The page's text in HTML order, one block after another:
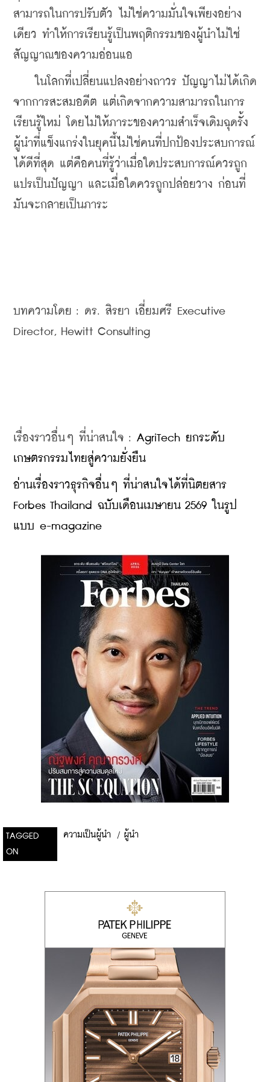
สามารถในการปรับตัว ไม่ใช่ความมั่นใจเพียงอย่าง
เดียว ทำให้การเรียนรู้เป็นพฤติกรรมของผู้นำไม่ใช่
สัญญาณของความอ่อนแอ
ในโลกที่เปลี่ยนแปลงอย่างถาวร ปัญญาไม่ได้เกิด
จากการสะสมอดีต แต่เกิดจากความสามารถในการ
เรียนรู้ใหม่ โดยไม่ให้ภาระของความสำเร็จเดิมฉุดรั้ง
ผู้นำที่แข็งแกร่งในยุคนี้ไม่ใช่คนที่ปกป้องประสบการณ์
ได้ดีที่สุด แต่คือคนที่รู้ว่าเมื่อใดประสบการณ์ควรถูก
แปรเป็นปัญญา และเมื่อใดควรถูกปล่อยวาง ก่อนที่
มันจะกลายเป็นภาระ
บทความโดย : ดร. สิรยา เอี่ยมศรี Executive
Director, Hewitt Consulting
เรื่องราวอื่นๆ ที่น่าสนใจ : AgriTech ยกระดับ
เกษตรกรรมไทยสู่ความยั่งยืน
อ่านเรื่องราวธุรกิจอื่นๆ ที่น่าสนใจได้ที่นิตยสาร
Forbes Thailand ฉบับเดือนเมษายน 2569 ในรูป
แบบ e-magazine
TAGGED
ON
ความเป็นผู้นำ / ผู้นำ